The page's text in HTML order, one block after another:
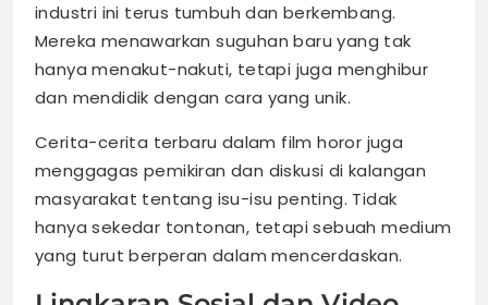
industri ini terus tumbuh dan berkembang.
Mereka menawarkan suguhan baru yang tak
hanya menakut-nakuti, tetapi juga menghibur
dan mendidik dengan cara yang unik.
Cerita-cerita terbaru dalam film horor juga
menggagas pemikiran dan diskusi di kalangan
masyarakat tentang isu-isu penting. Tidak
hanya sekedar tontonan, tetapi sebuah medium
yang turut berperan dalam mencerdaskan.